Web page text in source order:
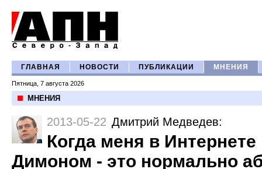
ГЛАВНАЯ НОВОСТИ ПУБЛИКАЦИИ МНЕНИЯ
Пятница, 7 августа 2026
МНЕНИЯ
2013-05-22 Дмитрий Медведев:
Когда меня в
Димоном - это нормально